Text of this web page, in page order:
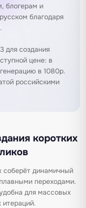
блогерам и
благодаря
для создания
цене: в
в 1080p.
российскими
коротких
динамичный
переходами.
для массовых
итераций.